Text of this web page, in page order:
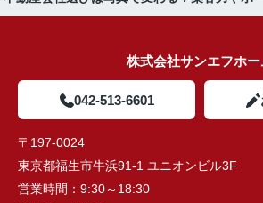
株式会社サンエフホー
042-513-6601
〒197-0024
東京都福生市牛浜91-1 ユニオンビル3F
営業時間： 9:30～18:30